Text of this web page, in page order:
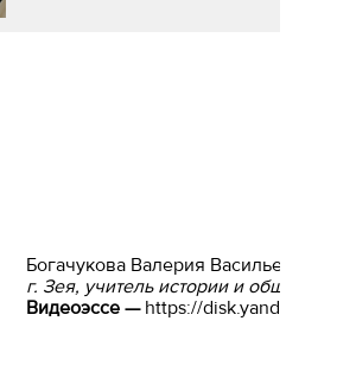
Богачукова Валерия Васильевна
г. Зея, учитель истории и
Видеоэссе — https://disk.yandex.ru/i/